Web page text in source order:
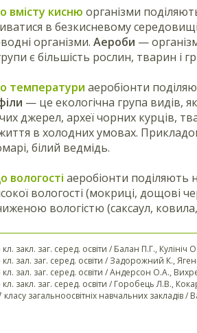
вмісту кисню організми
в безкисневому
організми. Аероби —
є більшість рослин, тварин і
температури аеробіонти
— це екологічна група видів,
джерел, археї чорних курців,
в холодних умовах.
білий ведмідь.
вологості аеробіонти поділяють
вологості (мокриці, дощові
вологістю (саксаул,
кл. закл. заг. серед. освіти / Балан П.Г.,
кл. зал. заг. серед. освіти / Задорожний К.,
кл. зал. заг. серед. освіти / Андерсон О.А.,
кл. закл. заг. серед. освіти / Горобець Л.В.,
класу загальноосвітніх навчальних